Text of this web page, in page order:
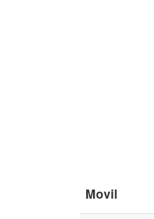
Movil